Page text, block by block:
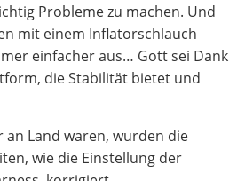
Probleme zu machen. Und
mit einem Inflatorschlauch
einfacher aus… Gott sei Dank
die Stabilität bietet und
an Land waren, wurden die
wie die Einstellung der